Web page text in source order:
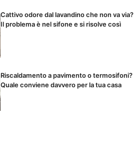
Cattivo odore dal lavandino che non va via?
Il problema è nel sifone e si risolve così
Riscaldamento a pavimento o termosifoni?
Quale conviene davvero per la tua casa